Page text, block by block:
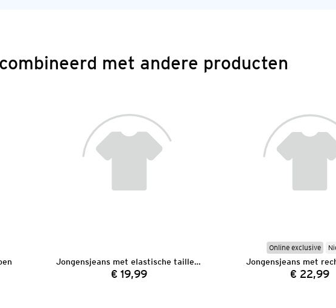
met andere producten
Jongensjeans met elastische tailleband
Prijs:
€ 19,99
Online exclusive
Jongensjeans met
Prijs:
€ 22,99